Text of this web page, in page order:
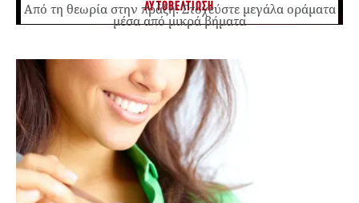
ΑΥΤΟΒΕΛΤΙΩΣΗ
Από τη θεωρία στην πράξη: Στοχεύστε μεγάλα οράματα
μέσα από μικρά βήματα